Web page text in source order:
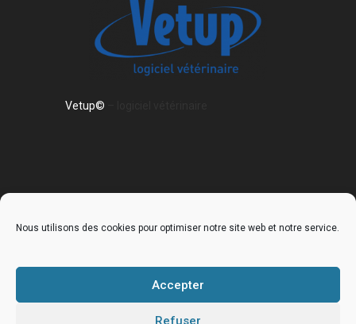
Nous utilisons des cookies pour optimiser notre site web et notre service.
Accepter
Refuser
Vetup©
La clinique
Museauscope